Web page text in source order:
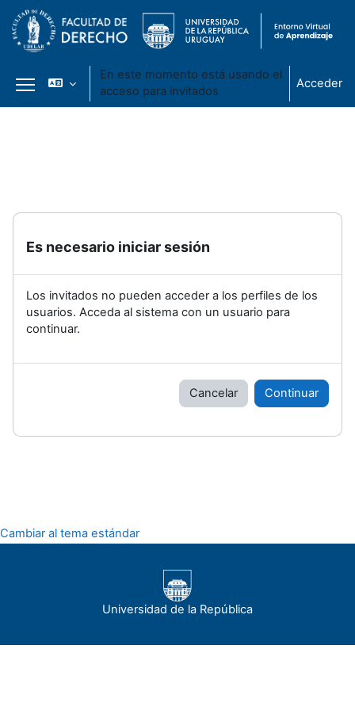
Panel lateral
En este momento está usando el
acceso para invitados
Acceder
Es necesario iniciar sesión
Los invitados no pueden acceder a los perfiles de los
usuarios. Acceda al sistema con un usuario para
continuar.
Cancelar Continuar
Cambiar al tema estándar
Universidad de la República